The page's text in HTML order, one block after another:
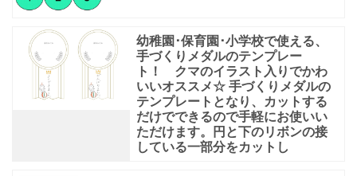
幼稚園･保育園･小学校で使える、
手づくりメダルのテンプレー
ト！ クマのイラスト入りでかわ
いいオススメ☆ 手づくりメダルの
テンプレートとなり、カットする
だけでできるので手軽にお使いい
ただけます。円と下のリボンの接
している一部分をカットし